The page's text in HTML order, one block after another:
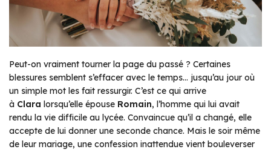
Peut-on vraiment tourner la page du passé ? Certaines
blessures semblent s’effacer avec le temps… jusqu’au jour où
un simple mot les fait ressurgir. C’est ce qui arrive
à Clara lorsqu’elle épouse Romain, l’homme qui lui avait
rendu la vie difficile au lycée. Convaincue qu’il a changé, elle
accepte de lui donner une seconde chance. Mais le soir même
de leur mariage, une confession inattendue vient bouleverser